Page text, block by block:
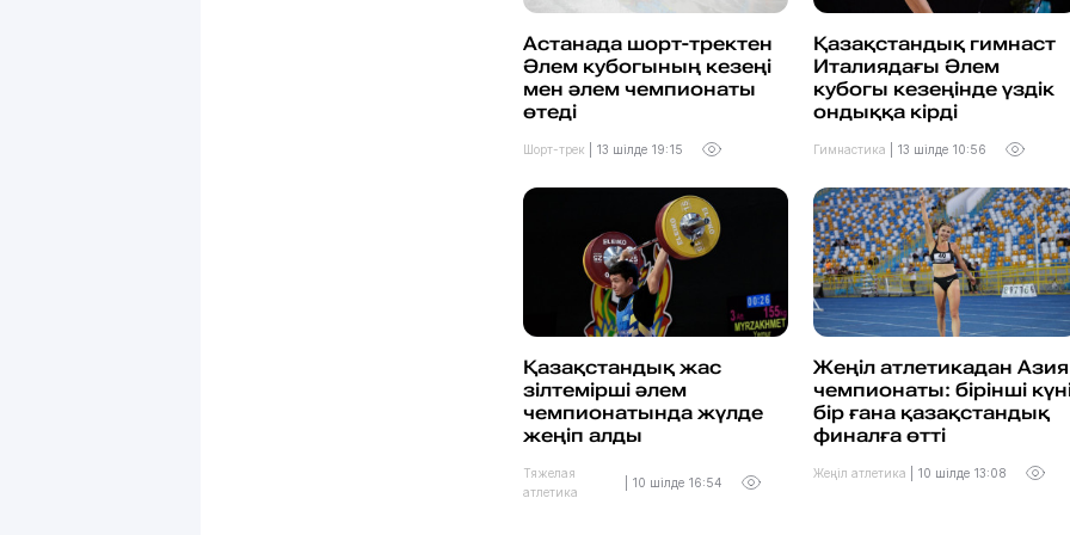
Астанада шорт-тректен
Әлем кубогының кезеңі
мен әлем чемпионаты
өтеді
Шорт-трек 13 шілде 19:15
Қазақстандық гимнаст
Италиядағы Әлем
кубогы кезеңінде үздік
ондыққа кірді
Гимнастика 13 шілде 10:56
Қазақстандық жас
зілтемірші әлем
чемпионатында жүлде
жеңіп алды
Тяжелая
атлетика
10 шілде 16:54
Жеңіл атлетикадан Азия
чемпионаты: бірінші
бір ғана қазақстандық
финалға өтті
Жеңіл атлетика 10 шілде 13:08